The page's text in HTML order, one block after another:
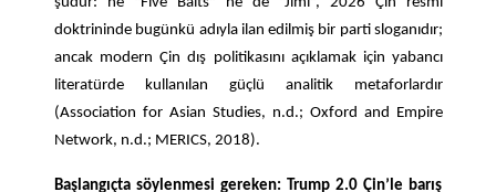
doktrininde bugünkü adıyla ilan edilmiş bir parti sloganıdır;
ancak modern Çin dış politikasını açıklamak için yabancı
literatürde kullanılan güçlü analitik metaforlardır
(Association for Asian Studies, n.d.; Oxford and Empire
Network, n.d.; MERICS, 2018).
Başlangıçta söylenmesi gereken: Trump 2.0 Çin’le barış